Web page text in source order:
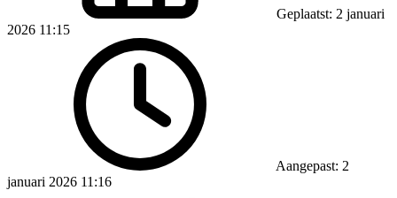
Geplaatst: 2 januari
2026 11:15
Aangepast: 2
januari 2026 11:16